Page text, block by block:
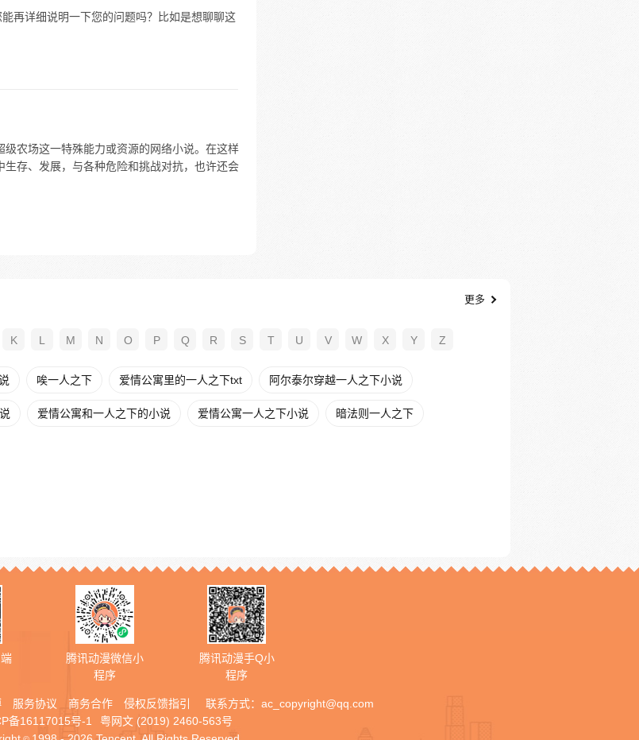
再详细说明一下您的问题吗？比如是想聊聊这
农场这一特殊能力或资源的网络小说。在这样
存、发展，与各种危险和挑战对抗，也许还会
更多
K L M N O P Q R S T U V W X Y Z
唉一人之下 爱情公寓里的一人之下txt 阿尔泰尔穿越一人之下小说
爱情公寓和一人之下的小说 爱情公寓一人之下小说 暗法则一人之下
腾讯动漫微信小
程序
腾讯动漫手Q小
程序
服务协议 商务合作 侵权反馈指引 联系方式： ac_copyright@qq.com
备16117015号-1
粤网文 (2019) 2460-563号